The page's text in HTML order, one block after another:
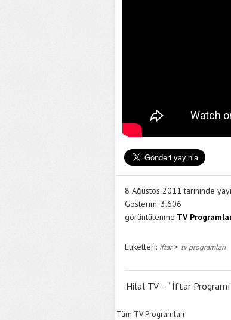
8 Ağustos 2011 tarihinde
Gösterim: 3.606
görüntülenme TV
Etiketleri: iftar> tv programları
Hilal TV – “İftar
Tüm TV Programları